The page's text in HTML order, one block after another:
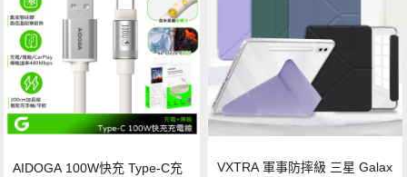
AIDOGA 100W快充 Type-C充
VXTRA 軍事防摔級 三星 Galax